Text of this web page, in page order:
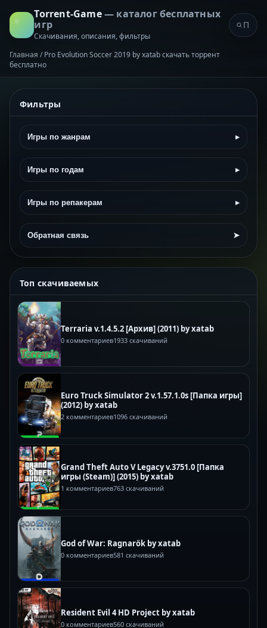
Torrent-Game— каталог бесплатных
игр
Скачивания, описания, фильтры
Главная / Pro Evolution Soccer 2019 by xatab скачать торрент
бесплатно
Фильтры
Игры по жанрам ▸
Игры по годам ▸
Игры по репакерам ▸
Обратная связь ➤
Топ скачиваемых
Terraria v.1.4.5.2 [Архив] (2011) by xatab
0 комментариев1933 скачиваний
Euro Truck Simulator 2 v.1.57.1.0s [Папка игры]
(2012) by xatab
2 комментариев1096 скачиваний
Grand Theft Auto V Legacy v.3751.0 [Папка
игры (Steam)] (2015) by xatab
1 комментариев763 скачиваний
God of War: Ragnarök by xatab
0 комментариев581 скачиваний
Resident Evil 4 HD Project by xatab
0 комментариев560 скачиваний